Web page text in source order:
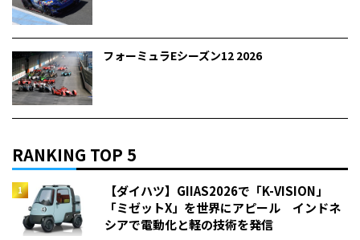
フォーミュラEシーズン12 2026
RANKING TOP 5
【ダイハツ】GIIAS2026で「K-VISION」
「ミゼットX」を世界にアピール インドネ
シアで電動化と軽の技術を発信